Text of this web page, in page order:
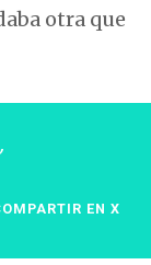
otra que
EN X